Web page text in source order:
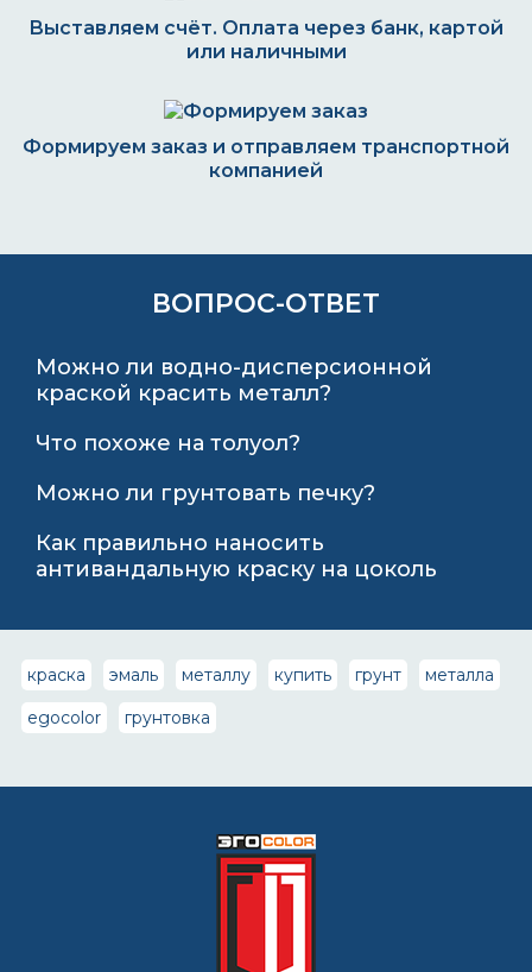
Выставляем счёт. Оплата через банк, картой
или наличными
Формируем заказ и отправляем транспортной
компанией
ВОПРОС-ОТВЕТ
Можно ли водно-дисперсионной
краской красить металл?
Что похоже на толуол?
Можно ли грунтовать печку?
Как правильно наносить
антивандальную краску на цоколь
краска эмаль металлу купить грунт
металла
egocolor
грунтовка